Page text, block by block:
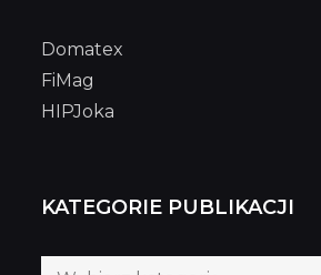
Domatex
FiMag
HIPJoka
KATEGORIE PUBLIKACJI